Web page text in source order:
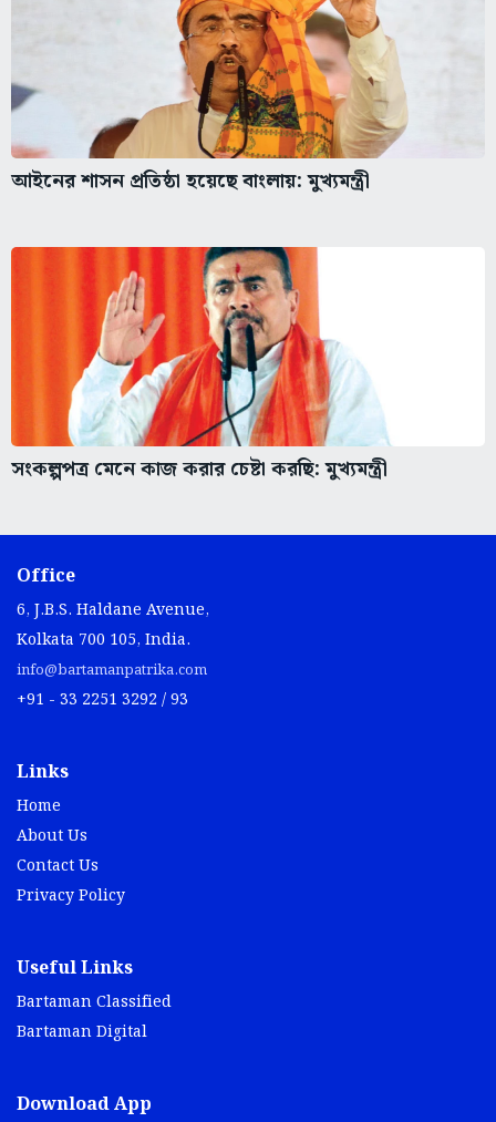
আইনের শাসন প্রতিষ্ঠা হয়েছে বাংলায়: মুখ্যমন্ত্রী
সংকল্পপত্র মেনে কাজ করার চেষ্টা করছি: মুখ্যমন্ত্রী
Office
6, J.B.S. Haldane Avenue,
Kolkata 700 105, India.
info@bartamanpatrika.com
+91 - 33 2251 3292 / 93
Links
Home
About Us
Contact Us
Privacy Policy
Useful Links
Bartaman Classified
Bartaman Digital
Download App